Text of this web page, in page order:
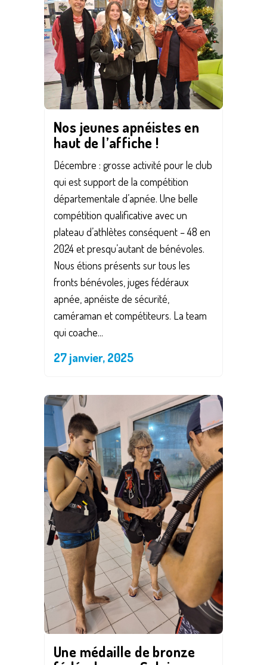
Nos jeunes apnéistes en
haut de l’affiche !
Décembre : grosse activité pour le club
qui est support de la compétition
départementale d’apnée. Une belle
compétition qualificative avec un
plateau d’athlètes conséquent – 48 en
2024 et presqu’autant de bénévoles.
Nous étions présents sur tous les
fronts bénévoles, juges fédéraux
apnée, apnéiste de sécurité,
caméraman et compétiteurs. La team
qui coache...
27 janvier, 2025
Une médaille de bronze